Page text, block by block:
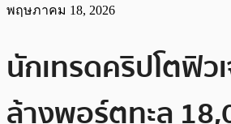
พฤษภาคม 18, 2026
นักเทรดคริปโตฟิว
ล้างพอร์ตทะลุ